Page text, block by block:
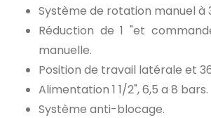
Système de rotation manuel à
Réduction de 1 "et
manuelle.
Position de travail latérale et
Alimentation 1 1/2", 6,5 a 8 bars.
Système anti-blocage.